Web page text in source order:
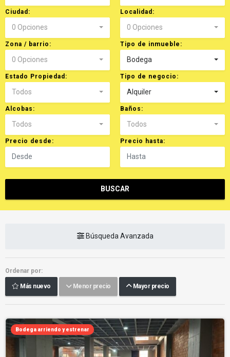
Ciudad:
0 Opciones
Localidad:
0 Opciones
Zona / barrio:
0 Opciones
Tipo de inmueble:
Bodega
Estado Propiedad:
Todos
Tipo de negocio:
Alquiler
Alcobas:
Todos
Baños:
Todos
Precio desde: Precio hasta:
BUSCAR
Búsqueda Avanzada
Ordenar por:
Más nuevo Menor precio Mayor precio
Bodega arriendo y estrenar